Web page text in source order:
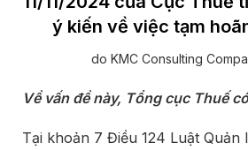
ý kiến về việc tạm
do KMC Consulting
Về vấn đề này, Tổng cục Thuế
Tại khoản 7 Điều 124 Luật Quản